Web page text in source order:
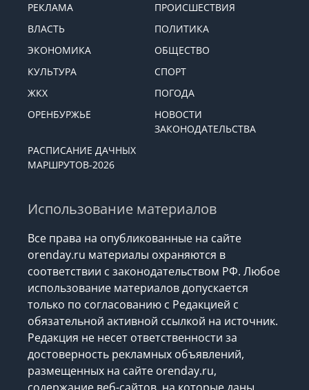
РЕКЛАМА
ПРОИСШЕСТВИЯ
ВЛАСТЬ
ПОЛИТИКА
ЭКОНОМИКА
ОБЩЕСТВО
КУЛЬТУРА
СПОРТ
ЖКХ
ПОГОДА
ОРЕНБУРЖЬЕ
НОВОСТИ
ЗАКОНОДАТЕЛЬСТВА
РАСПИСАНИЕ ДАЧНЫХ
МАРШРУТОВ-2026
Использование материалов
Все права на опубликованные на сайте
orenday.ru материалы охраняются в
соответствии с законодательством РФ. Любое
использование материалов допускается
только по согласованию с Редакцией с
обязательной активной ссылкой на источник.
Редакция не несет ответственности за
достоверность рекламных объявлений,
размещенных на сайте orenday.ru,